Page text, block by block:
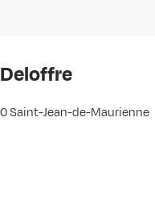
Saint-Jean-de-Maurienne